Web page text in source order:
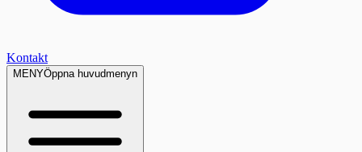
Kontakt
MENYÖppna huvudmenyn